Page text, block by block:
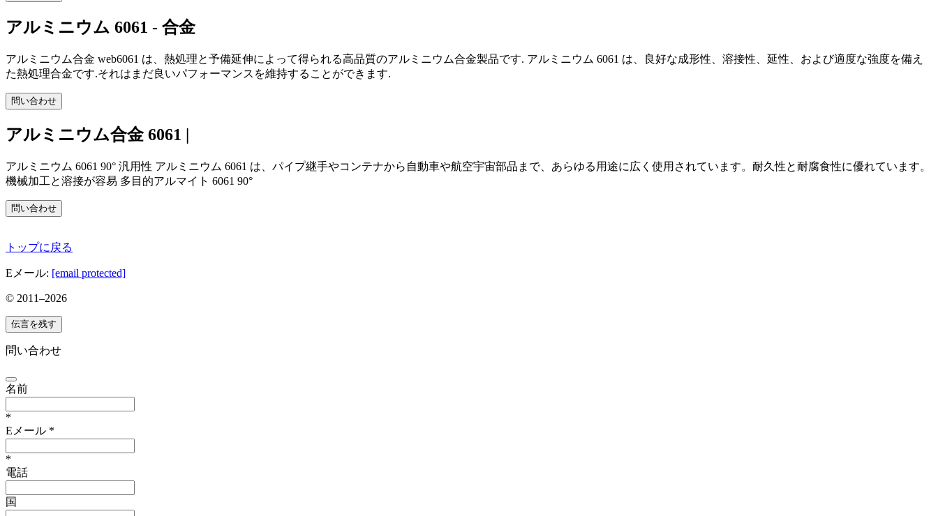
アルミニウム 6061 - 合金
アルミニウム合金 web6061 は、熱処理と予備延伸によって得られる高品質のアルミニウム合金製品です. アルミニウム 6061 は、良好な成形性、溶接性、延性、および適度な強度を備え
た熱処理合金です.それはまだ良いパフォーマンスを維持することができます.
問い合わせ
アルミニウム合金 6061 |
アルミニウム 6061 90° 汎用性 アルミニウム 6061 は、パイプ継手やコンテナから自動車や航空宇宙部品まで、あらゆる用途に広く使用されています。耐久性と耐腐食性に優れています。
機械加工と溶接が容易 多目的アルマイト 6061 90°
問い合わせ
トップに戻る
Eメール: [email protected]
© 2011–2026
伝言を残す
問い合わせ
名前
*
Eメール *
*
電話
国